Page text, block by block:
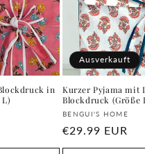
in
Ausverkauft
Kurzer Pyjama mit
Blockdruck (Größe
Anbieter:
BENGUI'S HOME
Normaler
Preis
€29.99 EUR